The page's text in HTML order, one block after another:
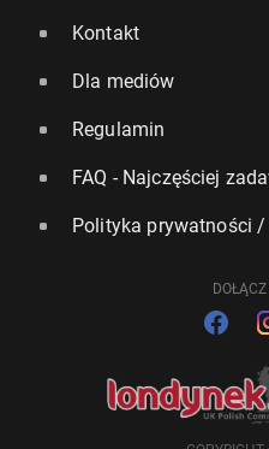
Kontakt
Dla mediów
Regulamin
FAQ - Najczęściej
Polityka prywatności /